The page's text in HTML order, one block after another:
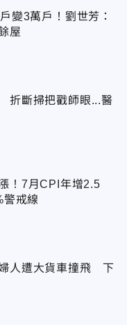
變3萬戶！劉世芳：
屋
折斷掃把戳師眼...醫
！7月CPI年增2.5
戒線
人遭大貨車撞飛 下